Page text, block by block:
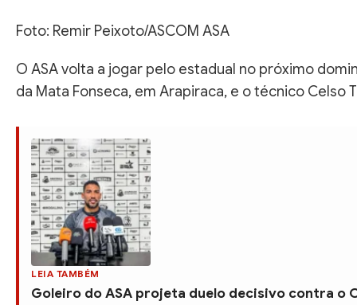
Foto: Remir Peixoto/ASCOM ASA
O ASA volta a jogar pelo estadual no próximo
da Mata Fonseca, em Arapiraca, e o técnico
LEIA TAMBÉM
Goleiro do ASA projeta duelo decisivo contra o